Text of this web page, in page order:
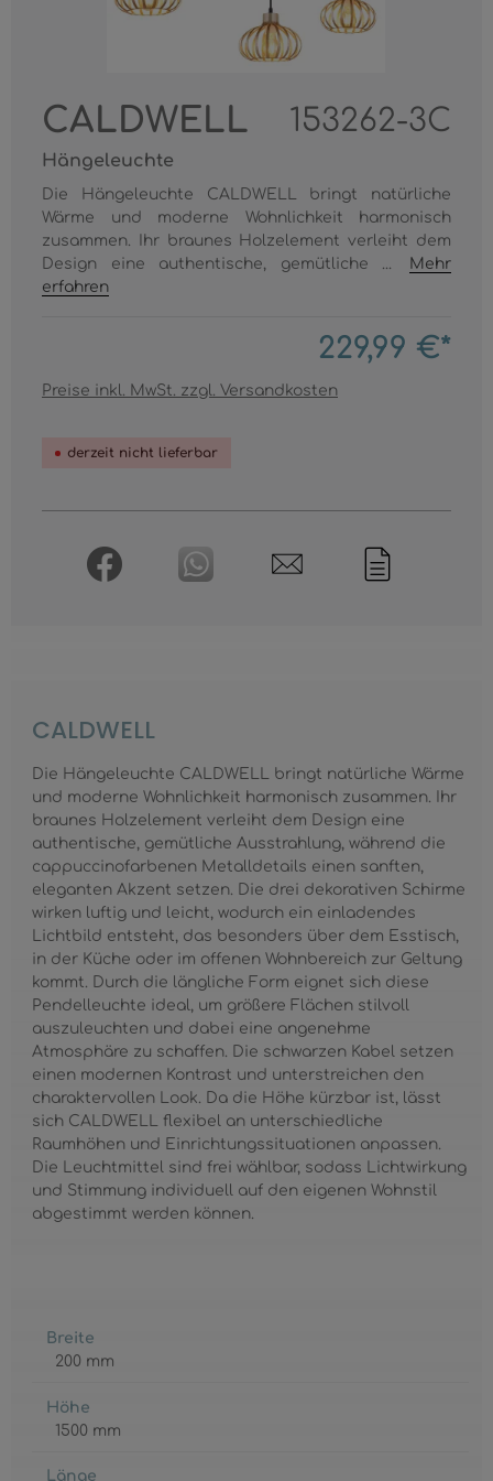
CALDWELL 153262-3C
Hängeleuchte
Die Hängeleuchte CALDWELL bringt natürliche
Wärme und moderne Wohnlichkeit harmonisch
zusammen. Ihr braunes Holzelement verleiht dem
Design eine authentische, gemütliche ...
Mehr
erfahren
229,99 €*
Preise inkl. MwSt. zzgl. Versandkosten
derzeit nicht lieferbar
CALDWELL
Die Hängeleuchte CALDWELL bringt natürliche Wärme
und moderne Wohnlichkeit harmonisch zusammen. Ihr
braunes Holzelement verleiht dem Design eine
authentische, gemütliche Ausstrahlung, während die
cappuccinofarbenen Metalldetails einen sanften,
eleganten Akzent setzen. Die drei dekorativen Schirme
wirken luftig und leicht, wodurch ein einladendes
Lichtbild entsteht, das besonders über dem Esstisch,
in der Küche oder im offenen Wohnbereich zur Geltung
kommt. Durch die längliche Form eignet sich diese
Pendelleuchte ideal, um größere Flächen stilvoll
auszuleuchten und dabei eine angenehme
Atmosphäre zu schaffen. Die schwarzen Kabel setzen
einen modernen Kontrast und unterstreichen den
charaktervollen Look. Da die Höhe kürzbar ist, lässt
sich CALDWELL flexibel an unterschiedliche
Raumhöhen und Einrichtungssituationen anpassen.
Die Leuchtmittel sind frei wählbar, sodass Lichtwirkung
und Stimmung individuell auf den eigenen Wohnstil
abgestimmt werden können.
Breite
200 mm
Höhe
1500 mm
Länge